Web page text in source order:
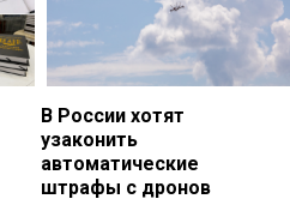
В России хотят
узаконить
автоматические
штрафы с дронов